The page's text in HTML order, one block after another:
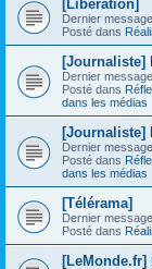
[Libération]
Dernier
Posté dans
[Journaliste]
Dernier
Posté dans
dans les médias
[Journaliste]
Dernier
Posté dans
dans les médias
[Télérama]
Dernier
Posté dans